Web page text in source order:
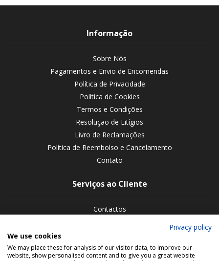
Informação
Sobre Nós
Pagamentos e Envio de Encomendas
Política de Privacidade
Política de Cookies
Termos e Condições
Resolução de Litígios
Livro de Reclamações
Política de Reembolso e Cancelamento
Contato
Serviços ao Cliente
Contactos
Siga-nos nas redes sociais
Privacy policy
We use cookies
We may place these for analysis of our visitor data, to improve our
website, show personalised content and to give you a great website